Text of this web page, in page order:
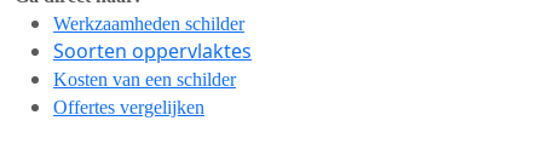
Werkzaamheden schilder
Soorten oppervlaktes
Kosten van een schilder
Offertes vergelijken